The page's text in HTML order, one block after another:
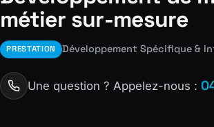
métier sur-mesure
PRESTATION Développement Spécifique &
Une question ? Appelez-nous :